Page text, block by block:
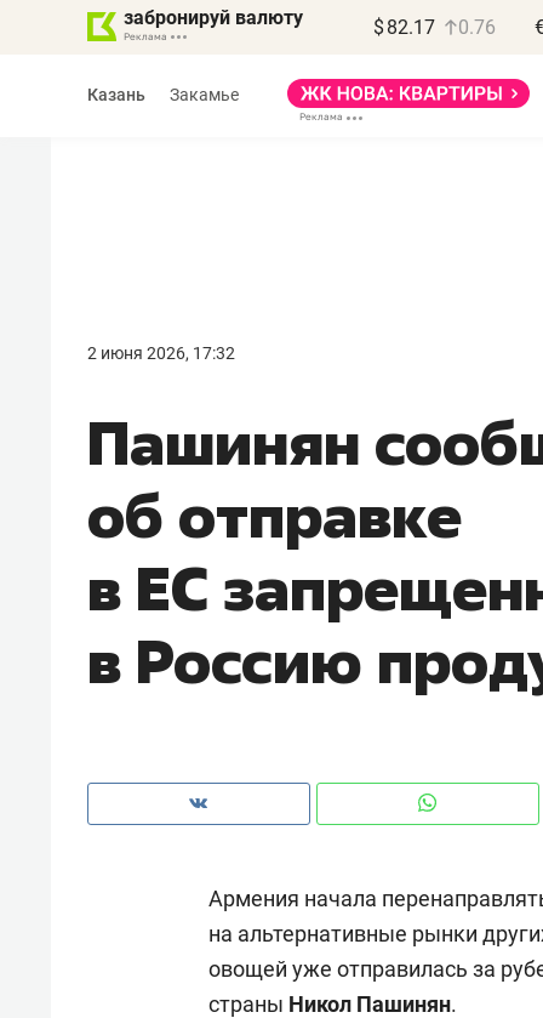
забронируй валюту $ 82.17 0.76
Казань Закамье
2 июня 2026, 17:32
Пашинян
об отправке
в ЕС
в Россию
Армения начала
на альтернативные рынки
овощей уже отправилась за
страны Никол Пашинян.